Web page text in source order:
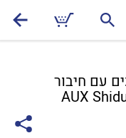
עם חיבור